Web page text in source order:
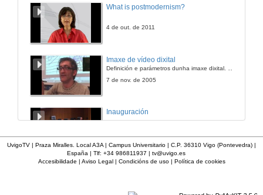
Intervención de Dª. Águeda Rodríguez
Intervención de D. Rubén Ucha Souto
Intervención de D. Daniel Villanueva
What is postmodernism?
4 de out. de 2011
Imaxe de vídeo dixital
Definición e parámetros dunha imaxe dixital. Resolución e Aspecto. Profundidade da cor. Compresión. Frame por segundo. Entrelazado. Campos, cadros
7 de nov. de 2005
Inauguración
UvigoTV | Praza Miralles. Local A3A | Campus Universitario | C.P. 36310 Vigo (Pontevedra) |
España | Tlf: +34 986811937 | tv@uvigo.es
Accesibilidade | Aviso Legal| Condicións de uso| Política de cookies